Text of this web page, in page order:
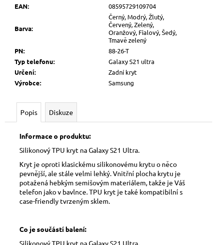
EAN: 08595729109704
Barva:
Černý, Modrý, Žlutý,
Červený, Zelený,
Oranžový, Fialový, Šedý,
Tmavě zelený
PN:
88-26-T
Typ telefonu:
Galaxy S21 ultra
Určení:
Zadní kryt
Výrobce: Samsung
Popis Diskuze
Informace o produktu:
Silikonový TPU kryt na Galaxy S21 Ultra.
Kryt je oproti klasickému silikonovému krytu o něco
pevnější, ale stále velmi lehký. Vnitřní plocha krytu je
potažená hebkým semišovým materiálem, takže je Váš
telefon jako v bavlnce. TPU kryt je také kompatibilní s
case-friendly tvrzeným sklem.
Co je součástí balení:
Silikonový TPU kryt na Galaxy S21 Ultra.